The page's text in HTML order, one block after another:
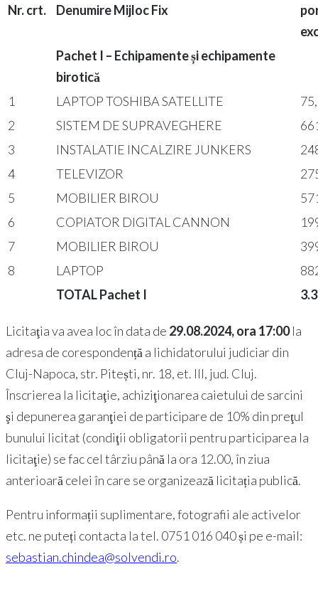
Nr. crt. Denumire Mijloc Fix
Pachet I – Echipamente și echipamente
birotică
1
LAPTOP TOSHIBA SATELLITE
2
SISTEM DE SUPRAVEGHERE
3
INSTALATIE INCALZIRE JUNKERS
4
TELEVIZOR
5
MOBILIER BIROU
6
COPIATOR DIGITAL CANNON
7
MOBILIER BIROU
8
LAPTOP
TOTAL Pachet I
Licitaţia va avea loc în data de 29.08.2024, ora 17:00la
adresa de corespondență a lichidatorului judiciar din
Cluj-Napoca, str. Pitești, nr. 18, et. III, jud. Cluj.
Înscrierea la licitaţie, achiziţionarea caietului de sarcini
şi depunerea garanţiei de participare de 10% din preţul
bunului licitat (condiţii obligatorii pentru participarea la
licitaţie) se fac cel târziu până la ora 12.00, în ziua
anterioară celei în care se organizează licitația publică.
Pentru informații suplimentare, fotografii ale activelor
etc. ne puteți contacta la tel. 0751 016 040 și pe e-mail:
sebastian.chindea@solvendi.ro.